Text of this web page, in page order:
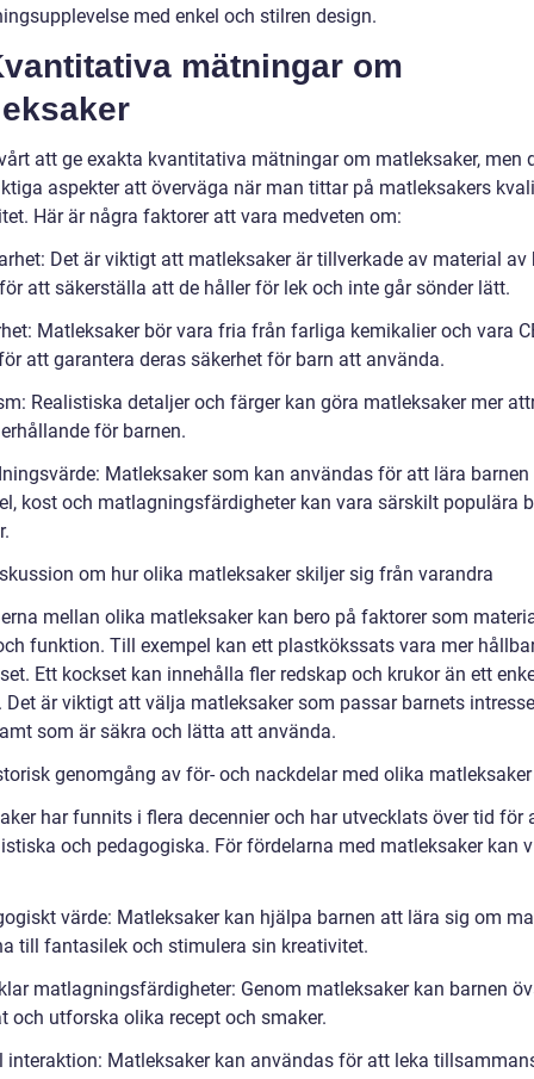
med enkel och stilren design.
mätningar om
att ge exakta kvantitativa mätningar om matleksaker, men
aspekter att överväga när man tittar på matleksakers
Här är några faktorer att vara medveten om:
Det är viktigt att matleksaker är tillverkade av material av
att säkerställa att de håller för lek och inte går sönder lätt.
Matleksaker bör vara fria från farliga kemikalier och vara
att garantera deras säkerhet för barn att använda.
Realistiska detaljer och färger kan göra matleksaker mer
för barnen.
Matleksaker som kan användas för att lära barnen
kost och matlagningsfärdigheter kan vara särskilt populära
om hur olika matleksaker skiljer sig från varandra
mellan olika matleksaker kan bero på faktorer som
funktion. Till exempel kan ett plastkökssats vara mer
Ett kockset kan innehålla fler redskap och krukor än ett
Det är viktigt att välja matleksaker som passar barnets
som är säkra och lätta att använda.
genomgång av för- och nackdelar med olika matleksaker
har funnits i flera decennier och har utvecklats över tid för
och pedagogiska. För fördelarna med matleksaker kan
värde: Matleksaker kan hjälpa barnen att lära sig om
till fantasilek och stimulera sin kreativitet.
matlagningsfärdigheter: Genom matleksaker kan barnen
och utforska olika recept och smaker.
interaktion: Matleksaker kan användas för att leka